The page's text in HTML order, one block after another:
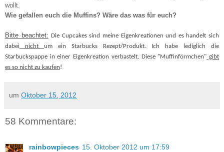
wollt.
Wie gefallen euch die Muffins? Wäre das was für euch?
Bitte beachtet: Die Cupcakes sind meine Eigenkreationen und es handelt sich
dabei nicht um ein Starbucks Rezept/Produkt. Ich habe lediglich die
Starbuckspappe in einer Eigenkreation verbastelt. Diese "Muffinförmchen" gibt
es so nicht zu kaufen!
um Oktober 15, 2012
58 Kommentare:
rainbowpieces 15. Oktober 2012 um 17:59